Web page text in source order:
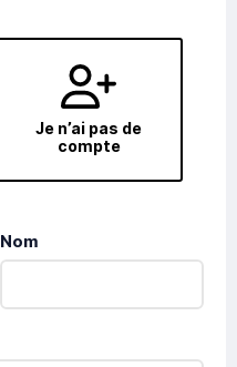
Je n’ai pas de
compte
Nom